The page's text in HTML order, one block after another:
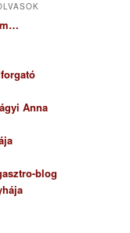
Anna
blog